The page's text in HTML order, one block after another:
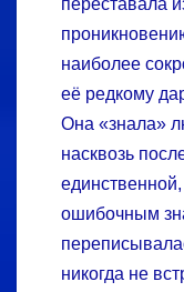
наиболее
её редкому
Она «знала»
насквозь
ошибочным
никогда не